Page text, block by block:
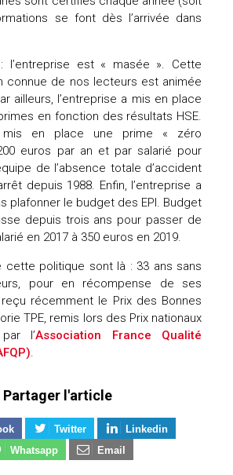
se font dès l’arrivée dans
l’entreprise est « masée ». Cette
connue de nos lecteurs est animée
ailleurs, l’entreprise a mis en place
en fonction des résultats HSE.
mis en place une prime « zéro
euros par an et par salarié pour
de l’absence totale d’accident
depuis 1988. Enfin, l’entreprise a
plafonner le budget des EPI. Budget
depuis trois ans pour passer de
en 2017 à 350 euros en 2019.
cette politique sont là : 33 ans sans
pour en récompense de ses
récemment le Prix des Bonnes
TPE, remis lors des Prix nationaux
l’Association France Qualité
Partager l'article
Twitter
Linkedin
Whatsapp
Email